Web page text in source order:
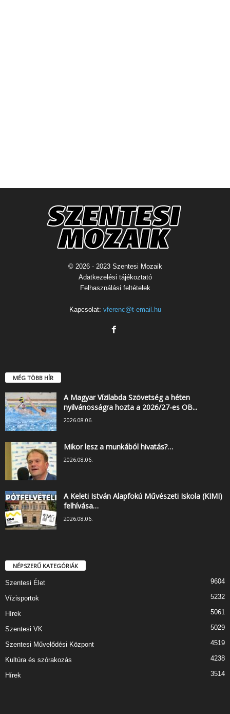
© 2026 - 2023 Szentesi Mozaik
Adatkezelési tájékoztató
Felhasználási feltételek
Kapcsolat: vferenc@t-email.hu
MÉG TÖBB HÍR
A Magyar Vízilabda Szövetség a héten
nyilvánosságra hozta a 2026/27-es OB...
2026.08.06.
Mikor lesz a munkából hivatás?…
2026.08.06.
A Keleti István Alapfokú Művészeti Iskola (KIMI)
felhívása…
2026.08.06.
NÉPSZERŰ KATEGÓRIÁK
Szentesi Élet 9604
Vízisportok 5232
Hírek 5061
Szentesi VK 5029
Szentesi Művelődési Központ 4519
Kultúra és szórakozás 4238
Hírek 3514